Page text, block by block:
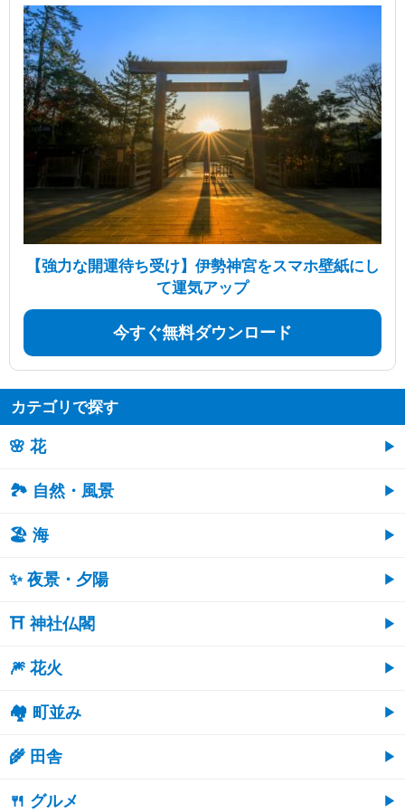
【強力な開運待ち受け】伊勢神宮をスマホ壁紙にし
て運気アップ
今すぐ無料ダウンロード
カテゴリで探す
🌸 花
🏞️ 自然・風景
🏖 海
✨ 夜景・夕陽
⛩ 神社仏閣
🎆 花火
🏘 町並み
🌾 田舎
🍴 グルメ